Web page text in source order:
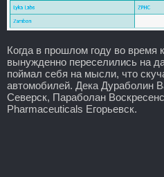
Когда в прошлом году во время
вынужденно переселились на
поймал себя на мысли, что
автомобилей. Дека Дураболин
Северск, Параболан
Pharmaceuticals Егорьевск.